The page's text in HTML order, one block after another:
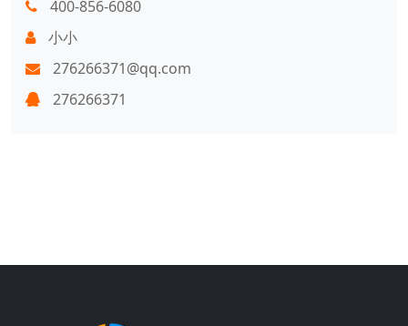
400-856-6080
小小
276266371@qq.com
276266371